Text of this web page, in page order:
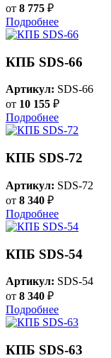
от 8 775 ₽
Подробнее
КПБ SDS-66
Артикул: SDS-66
от 10 155 ₽
Подробнее
КПБ SDS-72
Артикул: SDS-72
от 8 340 ₽
Подробнее
КПБ SDS-54
Артикул: SDS-54
от 8 340 ₽
Подробнее
КПБ SDS-63